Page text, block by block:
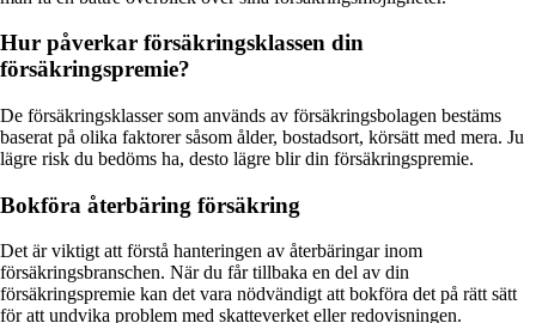
Hur påverkar försäkringsklassen din
försäkringspremie?
De försäkringsklasser som används av försäkringsbolagen bestäms
baserat på olika faktorer såsom ålder, bostadsort, körsätt med mera. Ju
lägre risk du bedöms ha, desto lägre blir din försäkringspremie.
Bokföra återbäring försäkring
Det är viktigt att förstå hanteringen av återbäringar inom
försäkringsbranschen. När du får tillbaka en del av din
försäkringspremie kan det vara nödvändigt att bokföra det på rätt sätt
för att undvika problem med skatteverket eller redovisningen.